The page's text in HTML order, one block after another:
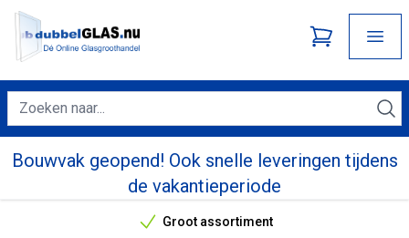
Bouwvak geopend! Ook snelle leveringen tijdens
de vakantieperiode
Onze unieke verkoopargumenten
Groot assortiment